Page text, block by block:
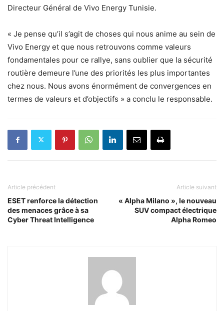
Directeur Général de Vivo Energy Tunisie.
« Je pense qu’il s’agit de choses qui nous anime au sein de
Vivo Energy et que nous retrouvons comme valeurs
fondamentales pour ce rallye, sans oublier que la sécurité
routière demeure l’une des priorités les plus importantes
chez nous. Nous avons énormément de convergences en
termes de valeurs et d’objectifs » a conclu le responsable.
Article précédent
ESET renforce la détection
des menaces grâce à sa
Cyber Threat Intelligence
Article suivant
« Alpha Milano », le nouveau
SUV compact électrique
Alpha Romeo